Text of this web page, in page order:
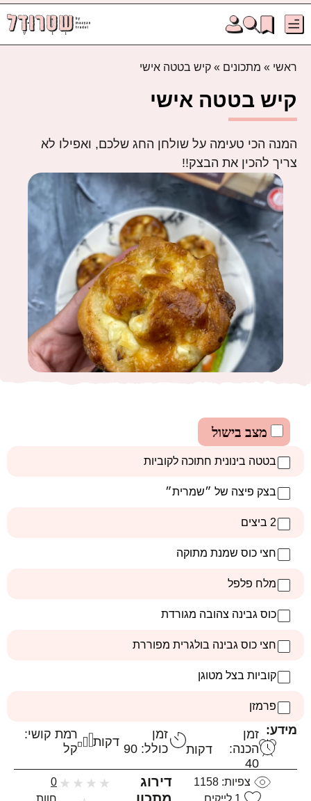
ראשי » מתכונים » קיש בטטה אישי
קיש בטטה אישי
המנה הכי טעימה על שולחן החג שלכם, ואפילו לא
צריך להכין את הבצק!!
מצב בישול
בטטה בינונית חתוכה לקוביות
בצק פיצה של ״שמרית״
2 ביצים
חצי כוס שמנת מתוקה
מלח פלפל
כוס גבינה צהובה מגורדת
חצי כוס גבינה בולגרית מפוררת
קוביות בצל מטוגן
פרמזן
מידע: זמן
הכנה:
40
דקות
זמן
כולל: 90
דקות
רמת קושי:
קל
צפיות: 1158
1 לייקים
דירוג
★
★
★
★
0
חוות